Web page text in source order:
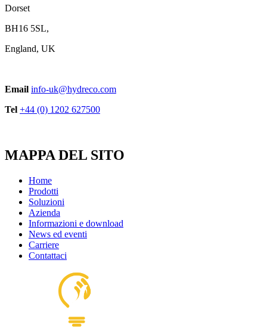
Dorset
BH16 5SL,
England, UK
Email info-uk@hydreco.com
Tel +44 (0) 1202 627500
MAPPA DEL SITO
Home
Prodotti
Soluzioni
Azienda
Informazioni e download
News ed eventi
Carriere
Contattaci